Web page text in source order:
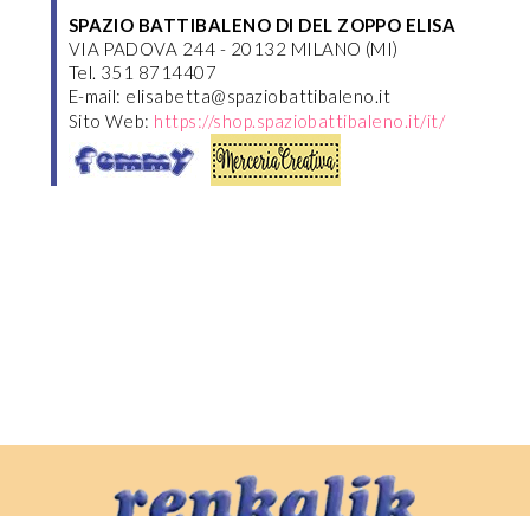
SPAZIO BATTIBALENO DI DEL ZOPPO ELISA
VIA PADOVA 244 - 20132 MILANO (MI)
Tel. 351 8714407
E-mail: elisabetta@spaziobattibaleno.it
Sito Web: https://shop.spaziobattibaleno.it/it/